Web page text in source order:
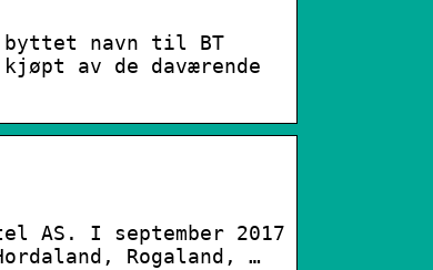
byttet navn til BT
av de daværende
AS. I september 2017
Rogaland, …